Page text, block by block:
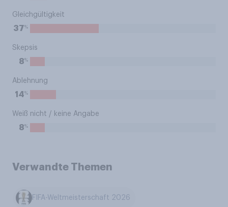
Gleichgültigkeit
37%
Skepsis
8%
Ablehnung
14%
Weiß nicht / keine Angabe
8%
Verwandte Themen
FIFA-Weltmeisterschaft 2026